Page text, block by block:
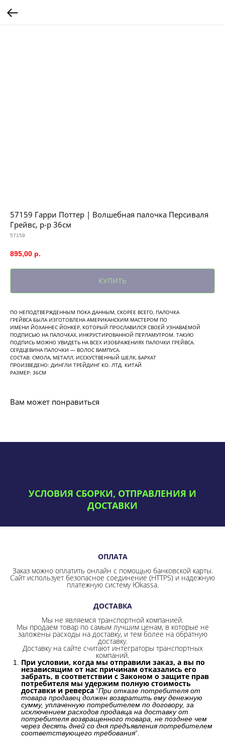
57159 Гарри Поттер | Волшебная палочка Персиваля
Грейвс, р-р 36см
57159
895,00 р.
КУПИТЬ
ПО НЕПОДТВЕРЖДЕННЫМ ПОКА ДАННЫМ, СКОРЕЕ ВСЕГО, ПАЛОЧКА
ГРЕЙВСА БЫЛА ИЗГОТОВЛЕНА АМЕРИКАНСКИМ МАСТЕРОМ ПО
ИМЕНИ ЙОХАННЕС ЙОНКЕР, КОТОРЫЙ ПРОСЛАВИЛСЯ СВОЕЙ УЗНАВАЕМОЙ
ПОДПИСЬЮ НА ПАЛОЧКАХ, ИНКРУСТИРОВАННОЙ ПЕРЛАМУТРОМ. ТАКУЮ
ПОДПИСЬ МОЖНО УВИДЕТЬ НА ВСЕХ ИЗОБРАЖЕНИЯХ ПАЛОЧКИ ГРЕЙВСА.
СЕРДЦЕВИНА ПАЛОЧКИ — ВОЛОС ВАМПУСА.
СОСТАВ: СМОЛА, МЕТАЛЛ, ИССКУСТВЕННЫЙ ШЕЛК, БАРХАТ
ПРОИЗВЕДЕНО: ДИНГЛИ ТРЕЙДИНГ КО. ЛТД. КИТАЙ
РАЗМЕР: 36СМ
Вам может понравиться
УСЛОВИЯ СБОРКИ, ОТПРАВЛЕНИЯ И
ДОСТАВКИ
ОПЛАТА
Заказ можно оплатить онлайн с помощью банковской карты.
Сайт использует безопасное соединение (HTTPS) и надежную
платежную систему Юkassa.
ДОСТАВКА
Мы не являемся транспортной компанией.
Мы продаем товар по самым лучшим ценам, в которые не
заложены расходы на доставку, и тем более на обратную
доставку.
Доставку на сайте считают интеграторы транспортных
компаний.
При условии, когда мы отправили заказ, а вы по
независящим от нас причинам отказались его
забрать, в соответствии с Законом о защите прав
потребителя мы удержим полную стоимость
доставки и реверса "При отказе потребителя от
товара продавец должен возвратить ему денежную
сумму, уплаченную потребителем по договору, за
исключением расходов продавца на доставку от
потребителя возвращенного товара, не позднее чем
через десять дней со дня предъявления потребителем
соответствующего требования".